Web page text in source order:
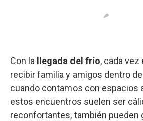
Con la llegada del frío, cada vez
recibir familia y amigos dentro
cuando contamos con espacios
estos encuentros suelen ser
reconfortantes, también pueden